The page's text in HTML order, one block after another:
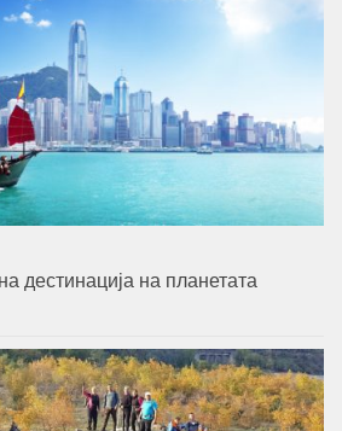
дестинација на планетата